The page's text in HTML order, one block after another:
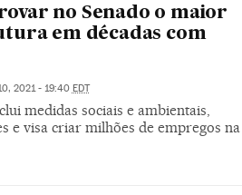
no Senado o maior
em décadas com
2021 - 19:40 EDT
medidas sociais e ambientais,
e visa criar milhões de empregos na